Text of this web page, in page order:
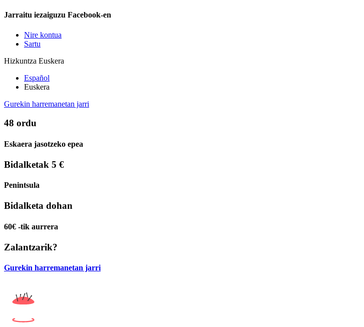
Jarraitu iezaiguzu Facebook-en
Nire kontua
Sartu
Hizkuntza Euskera
Español
Euskera
Gurekin harremanetan jarri
48 ordu
Eskaera jasotzeko epea
Bidalketak 5 €
Penintsula
Bidalketa dohan
60€ -tik aurrera
Zalantzarik?
Gurekin harremanetan jarri